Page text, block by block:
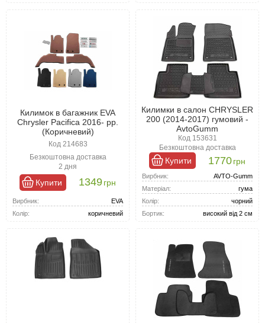
Килимок в багажник EVA
Chrysler Pacifica 2016- рр.
(Коричневий)
Код 214683
Безкоштовна доставка
2 дня
Купити 1349грн
Вирбник:
EVA
Колір:
коричневий
Килимки в салон CHRYSLER
200 (2014-2017) гумовий -
AvtoGumm
Код 153631
Безкоштовна доставка
Купити 1770грн
Вирбник:
AVTO-Gumm
Матеріал:
гума
Колір:
чорний
Бортик:
високий від 2 см